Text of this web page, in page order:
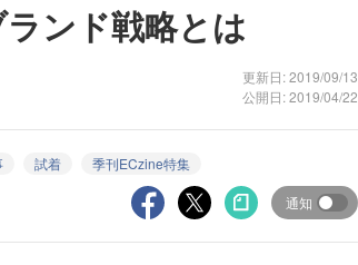
ンド戦略とは
更新日: 2019/09/13
公開日: 2019/04/22
試着 季刊ECzine特集
通知